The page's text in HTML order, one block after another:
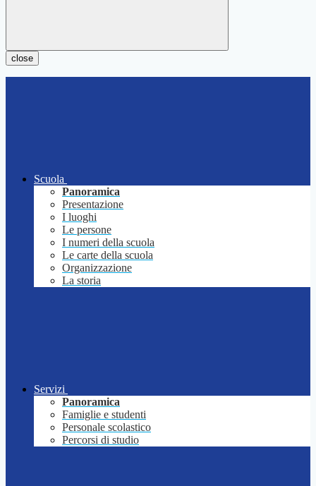
close
Scuola
Panoramica
Presentazione
I luoghi
Le persone
I numeri della scuola
Le carte della scuola
Organizzazione
La storia
Servizi
Panoramica
Famiglie e studenti
Personale scolastico
Percorsi di studio